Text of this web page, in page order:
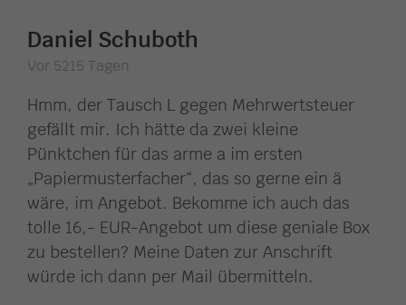
Daniel Schuboth
Vor 5215 Tagen
Hmm, der Tausch L gegen Mehrwertsteuer
gefällt mir. Ich hätte da zwei kleine
Pünktchen für das arme a im ersten
„Papiermusterfacher“, das so gerne ein ä
wäre, im Angebot. Bekomme ich auch das
tolle 16,- EUR-Angebot um diese geniale Box
zu bestellen? Meine Daten zur Anschrift
würde ich dann per Mail übermitteln.